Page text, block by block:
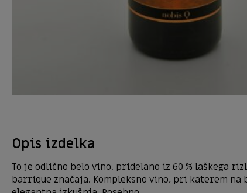
Opis izdelka
To je odlično belo vino, pridelano iz 60 % laškega
barrique značaja. Kompleksno vino, pri katerem